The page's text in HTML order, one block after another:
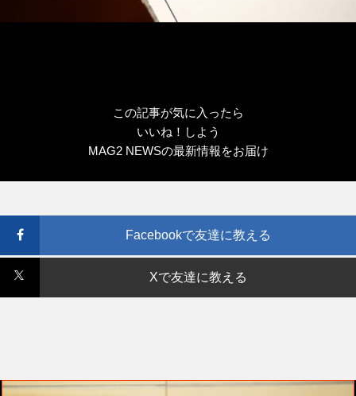
この記事が気に入ったら
いいね！しよう
MAG2 NEWSの最新情報をお届け
Facebookで友達に教える
Xで友達に教える